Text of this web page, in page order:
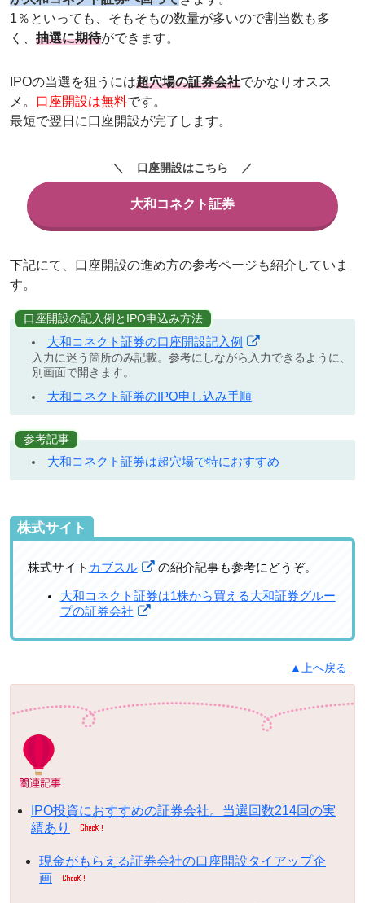
1％といっても、そもそもの数量が多いので割当数も多
く、 抽選に期待ができます。
IPOの当選を狙うには超穴場の証券会社でかなりオスス
メ。 口座開設は無料です。
最短で翌日に口座開設が完了します。
大和コネクト証券
口座開設はこちら
下記にて、口座開設の進め方の参考ページも紹介していま
す。
口座開設の記入例とIPO申込み方法
大和コネクト証券の口座開設記入例
入力に迷う箇所のみ記載。参考にしながら入力できるように、
別画面で開きます。
大和コネクト証券のIPO申し込み手順
参考記事
大和コネクト証券は超穴場で特におすすめ
株式サイト
株式サイト カブスル の紹介記事も参考にどうぞ。
大和コネクト証券は1株から買える大和証券グルー
プの証券会社
▲上へ戻る
IPO投資におすすめの証券会社。当選回数214回の実
績あり
現金がもらえる証券会社の口座開設タイアップ企
画